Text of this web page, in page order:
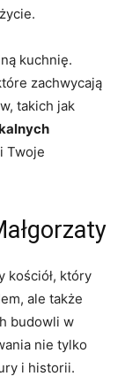
kuchnię.
zachwycają
takich jak⁣
Twoje
kościół, który
ale także⁣
budowli ⁢w
​nie tylko
i⁢ historii.